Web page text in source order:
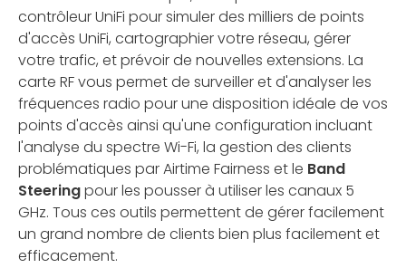
contrôleur UniFi pour simuler des milliers de points
d'accès UniFi, cartographier votre réseau, gérer
votre trafic, et prévoir de nouvelles extensions. La
carte RF vous permet de surveiller et d'analyser les
fréquences radio pour une disposition idéale de vos
points d'accès ainsi qu'une configuration incluant
l'analyse du spectre Wi-Fi, la gestion des clients
problématiques par Airtime Fairness et le Band
Steeringpour les pousser à utiliser les canaux 5
GHz. Tous ces outils permettent de gérer facilement
un grand nombre de clients bien plus facilement et
efficacement.